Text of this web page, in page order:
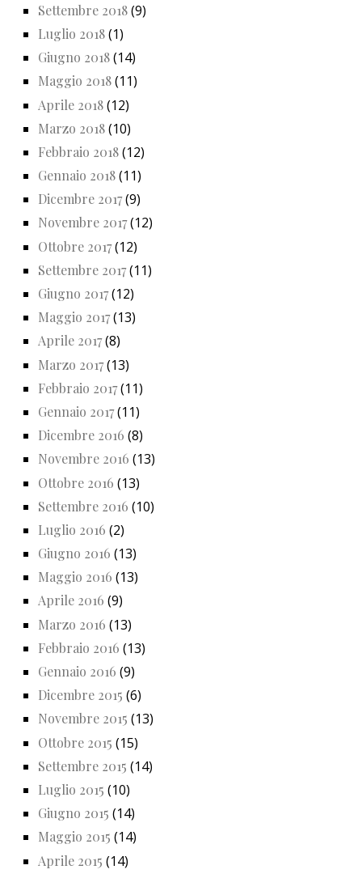
Settembre 2018(9)
Luglio 2018(1)
Giugno 2018(14)
Maggio 2018(11)
Aprile 2018(12)
Marzo 2018(10)
Febbraio 2018(12)
Gennaio 2018(11)
Dicembre 2017(9)
Novembre 2017(12)
Ottobre 2017(12)
Settembre 2017(11)
Giugno 2017(12)
Maggio 2017(13)
Aprile 2017(8)
Marzo 2017(13)
Febbraio 2017(11)
Gennaio 2017(11)
Dicembre 2016 (8)
Novembre 2016 (13)
Ottobre 2016 (13)
Settembre 2016 (10)
Luglio 2016 (2)
Giugno 2016 (13)
Maggio 2016 (13)
Aprile 2016 (9)
Marzo 2016 (13)
Febbraio 2016 (13)
Gennaio 2016 (9)
Dicembre 2015 (6)
Novembre 2015 (13)
Ottobre 2015 (15)
Settembre 2015 (14)
Luglio 2015 (10)
Giugno 2015 (14)
Maggio 2015 (14)
Aprile 2015 (14)